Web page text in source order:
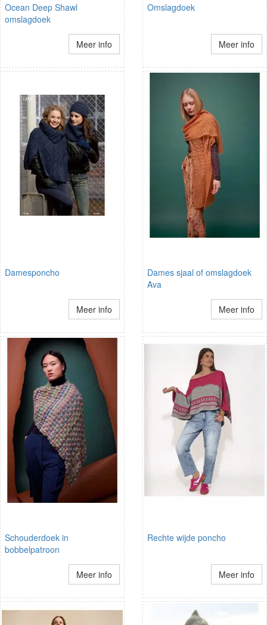
Ocean Deep Shawl
omslagdoek
Meer info
Omslagdoek
Meer info
Damesponcho
Meer info
Dames sjaal of omslagdoek
Ava
Meer info
Schouderdoek in
bobbelpatroon
Meer info
Rechte wijde poncho
Meer info